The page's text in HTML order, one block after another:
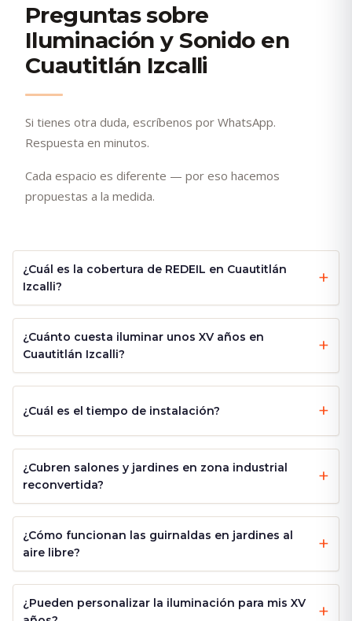
Preguntas sobre
Iluminación y Sonido en
Cuautitlán Izcalli
Si tienes otra duda, escríbenos por WhatsApp.
Respuesta en minutos.
Cada espacio es diferente — por eso hacemos
propuestas a la medida.
¿Cuál es la cobertura de REDEIL en Cuautitlán
Izcalli?
¿Cuánto cuesta iluminar unos XV años en
Cuautitlán Izcalli?
¿Cuál es el tiempo de instalación?
¿Cubren salones y jardines en zona industrial
reconvertida?
¿Cómo funcionan las guirnaldas en jardines al
aire libre?
¿Pueden personalizar la iluminación para mis XV